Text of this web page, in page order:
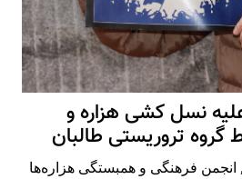
نسل کشی هزاره و
گروه تروریستی طالبان
, انجمن فرهنگی و همبستگی هزاره‌ها